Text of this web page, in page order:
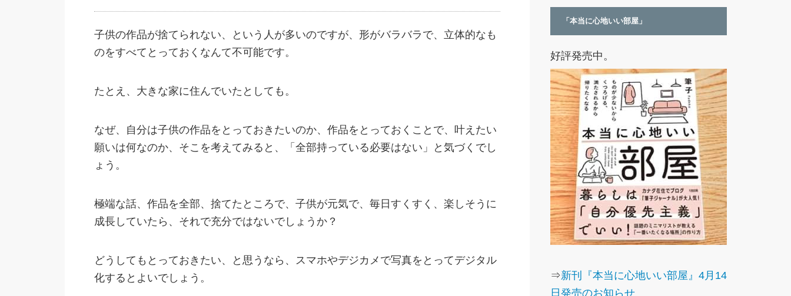
子供の作品が捨てられない、という人が多いのですが、形がバラバラで、立体的なも
のをすべてとっておくなんて不可能です。
たとえ、大きな家に住んでいたとしても。
なぜ、自分は子供の作品をとっておきたいのか、作品をとっておくことで、叶えたい
願いは何なのか、そこを考えてみると、「全部持っている必要はない」と気づくでし
ょう。
極端な話、作品を全部、捨てたところで、子供が元気で、毎日すくすく、楽しそうに
成長していたら、それで充分ではないでしょうか？
どうしてもとっておきたい、と思うなら、スマホやデジカメで写真をとってデジタル
化するとよいでしょう。
「本当に心地いい部屋」
好評発売中。
⇒新刊『本当に心地いい部屋』4月14
日発売のお知らせ